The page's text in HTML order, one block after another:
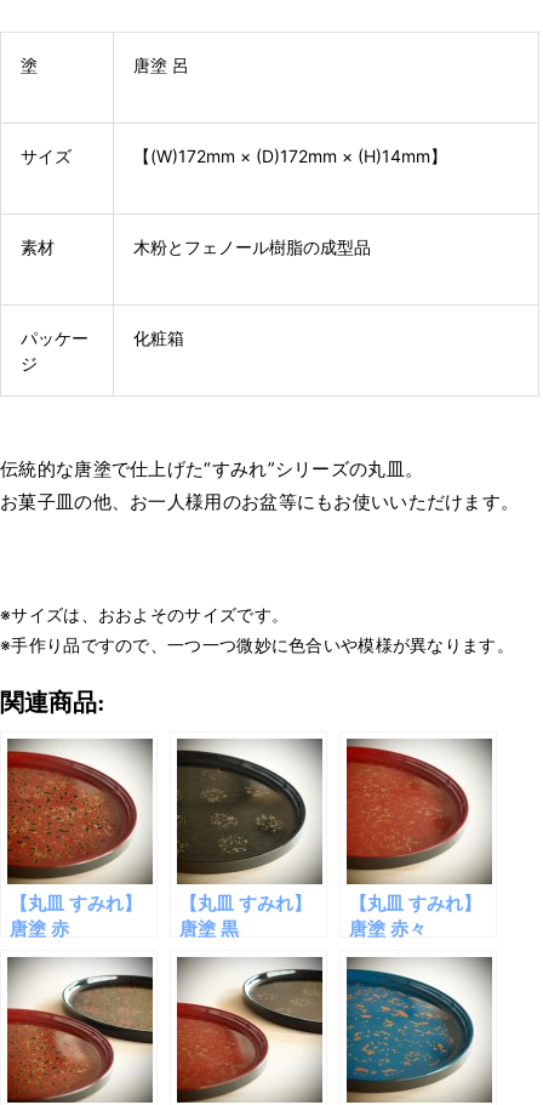
塗 唐塗 呂
サイズ 【(W)172mm × (D)172mm × (H)14mm】
素材 木粉とフェノール樹脂の成型品
パッケー
ジ
化粧箱
伝統的な唐塗で仕上げた“すみれ”シリーズの丸皿。
お菓子皿の他、お一人様用のお盆等にもお使いいただけます。
※サイズは、おおよそのサイズです。
※手作り品ですので、一つ一つ微妙に色合いや模様が異なります。
関連商品:
【丸皿 すみれ】
唐塗 赤
【丸皿 すみれ】
唐塗 黒
【丸皿 すみれ】
唐塗 赤々